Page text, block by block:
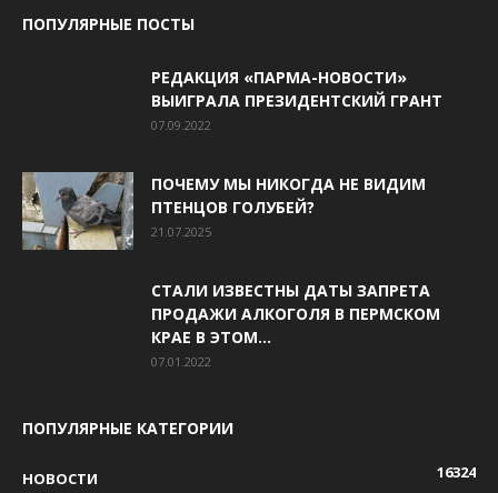
ПОПУЛЯРНЫЕ ПОСТЫ
РЕДАКЦИЯ «ПАРМА-НОВОСТИ»
ВЫИГРАЛА ПРЕЗИДЕНТСКИЙ ГРАНТ
07.09.2022
ПОЧЕМУ МЫ НИКОГДА НЕ ВИДИМ
ПТЕНЦОВ ГОЛУБЕЙ?
21.07.2025
СТАЛИ ИЗВЕСТНЫ ДАТЫ ЗАПРЕТА
ПРОДАЖИ АЛКОГОЛЯ В ПЕРМСКОМ
КРАЕ В ЭТОМ...
07.01.2022
ПОПУЛЯРНЫЕ КАТЕГОРИИ
НОВОСТИ
16324